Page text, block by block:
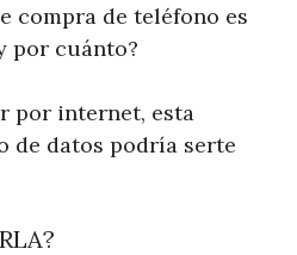
compra de teléfono es
por cuánto?
por internet, esta
de datos podría serte